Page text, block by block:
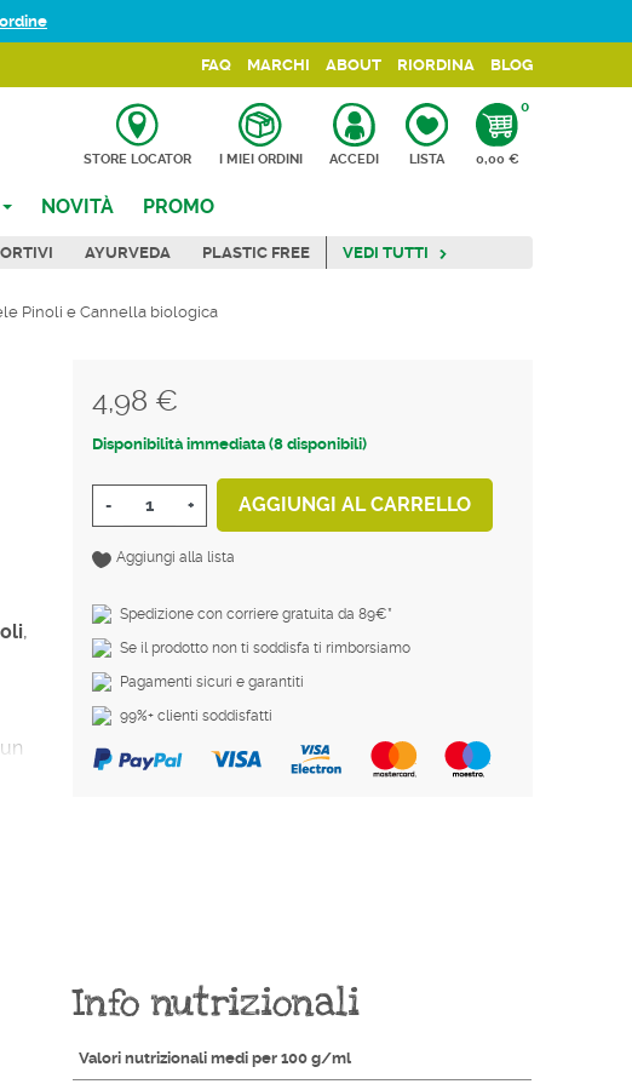
FAQ MARCHI ABOUT RIORDINA BLOG
STORE LOCATOR I MIEI ORDINI ACCEDI LISTA CARRELLO
0
0,00 €
NOVITÀ PROMO
AYURVEDA PLASTIC FREE VEDI TUTTI
Pinoli e Cannella biologica
,
4,98 €
Tasse incluse
Disponibilità immediata (8 disponibili)
- + AGGIUNGI AL CARRELLO
Aggiungi alla lista
Spedizione con corriere gratuita da 89€*
Se il prodotto non ti soddisfa ti rimborsiamo
Pagamenti sicuri e garantiti
99%+ clienti soddisfatti
Info nutrizionali
Valori nutrizionali medi per 100 g/ml